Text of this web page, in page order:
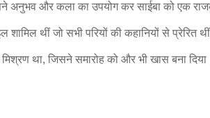
और कला का उपयोग कर साईबा को एक
शामिल थीं जो सभी परियों की कहानियों से प्रेरित
था, जिसने समारोह को और भी खास बना